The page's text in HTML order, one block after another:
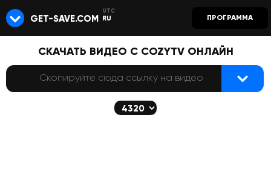
GET-SAVE.COM RU ПРОГРАММА
СКАЧАТЬ ВИДЕО С COZYTV ОНЛАЙН